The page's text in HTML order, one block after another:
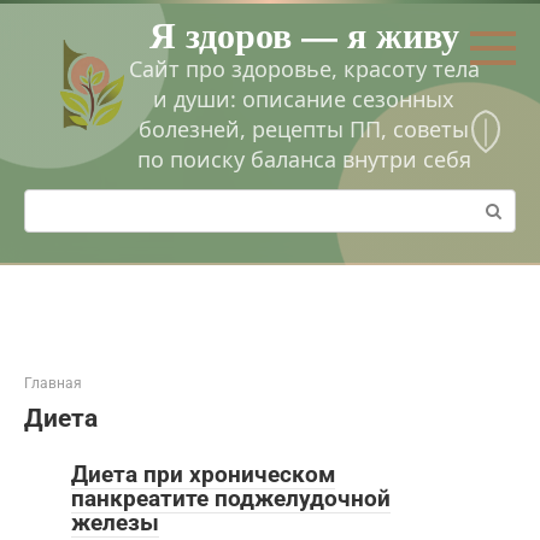
Перейти
контенту
Я здоров — я живу
Сайт про здоровье, красоту тела
и души: описание сезонных
болезней, рецепты ПП, советы
по поиску баланса внутри себя
Поиск:
Главная
Диета
Диета при хроническом
панкреатите поджелудочной
железы